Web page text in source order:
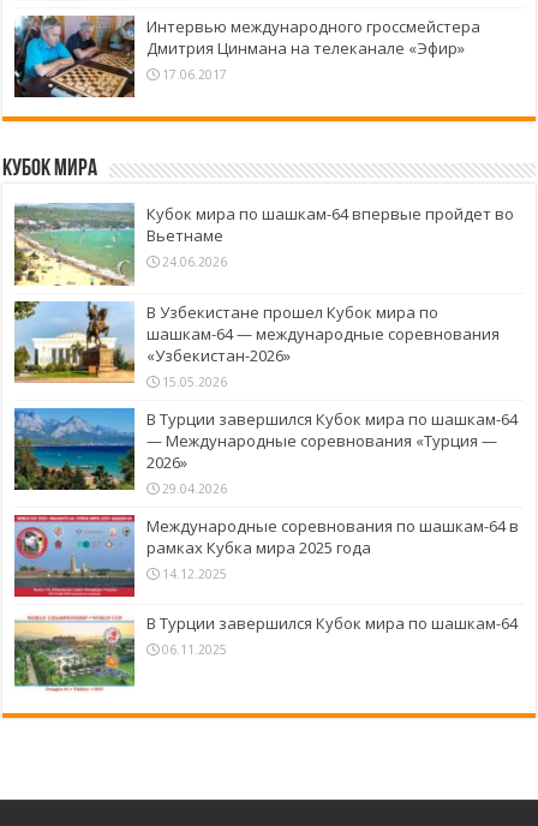
Интервью международного гроссмейстера
Дмитрия Цинмана на телеканале «Эфир»
17.06.2017
Кубок Мира
Кубок мира по шашкам-64 впервые пройдет во
Вьетнаме
24.06.2026
В Узбекистане прошел Кубок мира по
шашкам-64 — международные соревнования
«Узбекистан-2026»
15.05.2026
В Турции завершился Кубок мира по шашкам-64
— Международные соревнования «Турция —
2026»
29.04.2026
Международные соревнования по шашкам-64 в
рамках Кубка мира 2025 года
14.12.2025
В Турции завершился Кубок мира по шашкам-64
06.11.2025